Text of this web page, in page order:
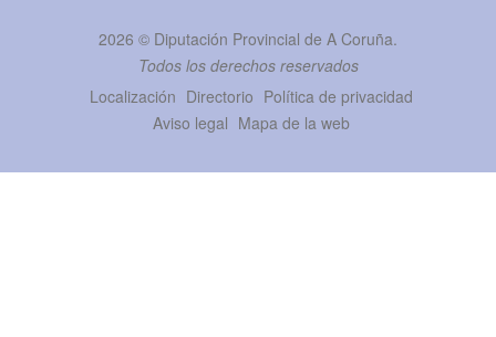
2026 © Diputación Provincial de A Coruña.
Todos los derechos reservados
Localización Directorio Política de privacidad
Aviso legal Mapa de la web